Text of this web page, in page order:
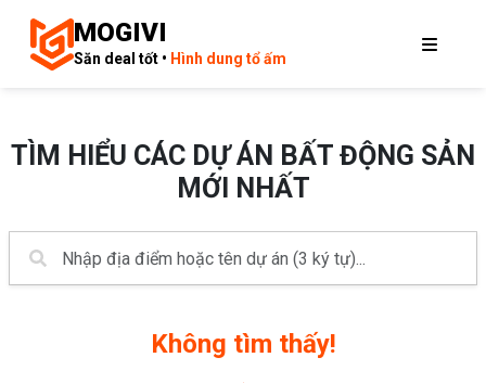
MOGIVI
Săn deal tốt • Hình dung tổ ấm
TÌM HIỂU CÁC DỰ ÁN BẤT ĐỘNG SẢN
MỚI NHẤT
Không tìm thấy!